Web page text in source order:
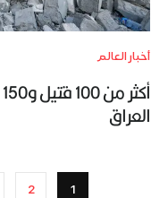
أخبار العالم
العراق
1
2